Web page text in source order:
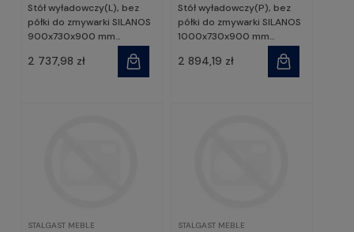
Stół wyładowczy(L), bez
półki do zmywarki SILANOS
900x730x900 mm
2 737,98 zł
Stół wyładowczy(P), bez
półki do zmywarki SILANOS
1000x730x900 mm
2 894,19 zł
STALGAST MEBLE STALGAST MEBLE